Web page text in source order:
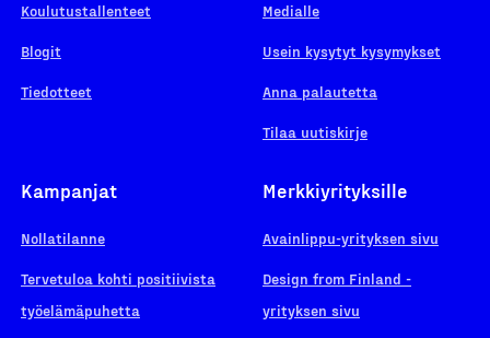
Koulutustallenteet
Blogit
Tiedotteet
Medialle
Usein kysytyt kysymykset
Anna palautetta
Tilaa uutiskirje
Kampanjat
Nollatilanne
Tervetuloa kohti positiivista
työelämäpuhetta
Merkkiyrityksille
Avainlippu-yrityksen sivu
Design from Finland -
yrityksen sivu